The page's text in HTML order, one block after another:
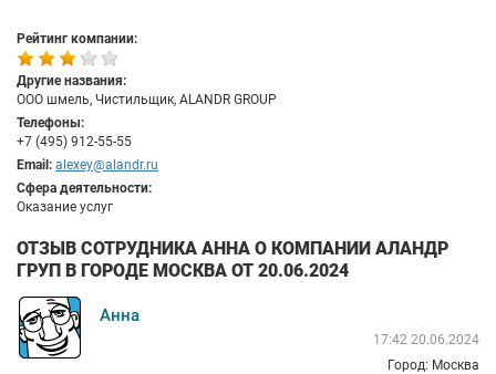
Рейтинг компании:
Другие названия:
ООО шмель, Чистильщик, ALANDR GROUP
Телефоны:
+7 (495) 912-55-55
Email: alexey@alandr.ru
Сфера деятельности:
Оказание услуг
ОТЗЫВ СОТРУДНИКА АННА О КОМПАНИИ АЛАНДР
ГРУП В ГОРОДЕ МОСКВА ОТ 20.06.2024
Анна
17:42 20.06.2024
Город: Москва